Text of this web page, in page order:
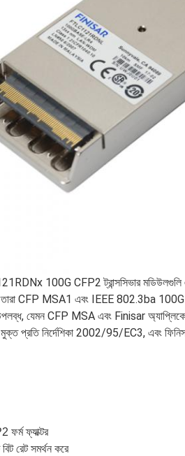
100G CFP2 ট্রান্সসিভার মডিউলগুলি
CFP MSA1 এবং IEEE 802.3ba
উপলব্ধ, যেমন CFP MSA এবং Finisar
মুক্ত প্রতি নির্দেশিকা 2002/95/EC3, এবং
ফর্ম ফ্যাক্টর
রেট সমর্থন করে